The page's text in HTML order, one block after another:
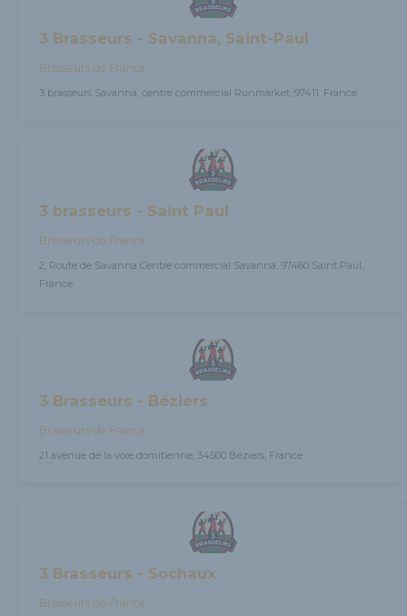
3 Brasseurs - Savanna, Saint-Paul
Brasseurs de France
3 brasseurs Savanna, centre commercial Runmarket, 97411, France
3 brasseurs - Saint Paul
Brasseurs de France
2, Route de Savanna Centre commercial Savanna, 97460 Saint Paul,
France
3 Brasseurs - Béziers
Brasseurs de France
21 avenue de la voie domitienne, 34500 Béziers, France
3 Brasseurs - Sochaux
Brasseurs de France